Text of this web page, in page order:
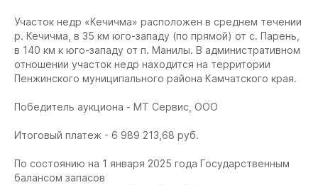
Участок недр «Кечичма» расположен в среднем течении
р. Кечичма, в 35 км юго-западу (по прямой) от с. Парень,
в 140 км к юго-западу от п. Манилы. В административном
отношении участок недр находится на территории
Пенжинского муниципального района Камчатского края.
Победитель аукциона - МТ Сервис, ООО
Итоговый платеж - 6 989 213,68 руб.
По состоянию на 1 января 2025 года Государственным
балансом запасов